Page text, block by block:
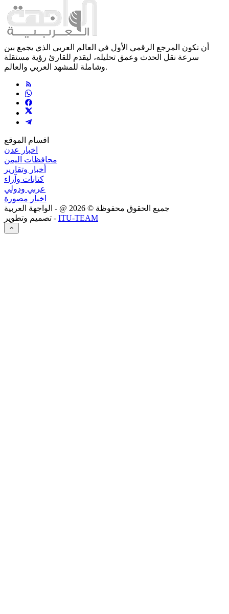
أن نكون المرجع الرقمي الأول في العالم العربي الذي يجمع بين
سرعة نقل الحدث وعمق تحليله، ليقدم للقارئ رؤية مستقلة
وشاملة للمشهد العربي والعالم.
اقسام الموقع
اخبار عدن
محافظات اليمن
أخبار وتقارير
كتابات وآراء
عربي ودولي
اخبار مصورة
جميع الحقوق محفوظة © 2026 @ - الواجهة العربية
تصميم وتطوير - ITU-TEAM